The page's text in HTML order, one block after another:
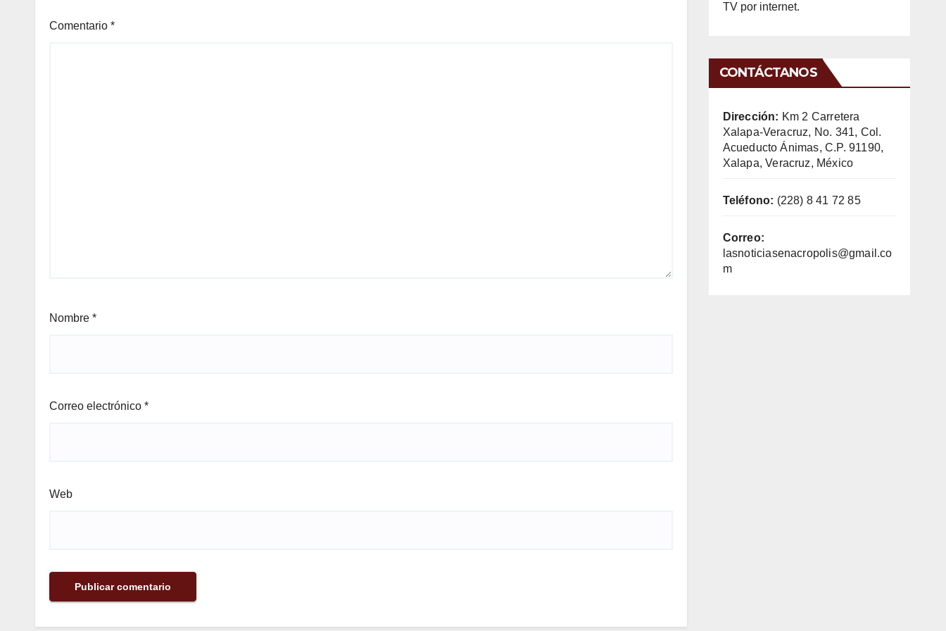
Comentario *
Nombre *
Correo electrónico *
Web
TV por internet.
CONTÁCTANOS
Dirección: Km 2 Carretera
Xalapa-Veracruz, No. 341, Col.
Acueducto Ánimas, C.P. 91190,
Xalapa, Veracruz, México
Teléfono: (228) 8 41 72 85
Correo:
lasnoticiasenacropolis@gmail.co
m